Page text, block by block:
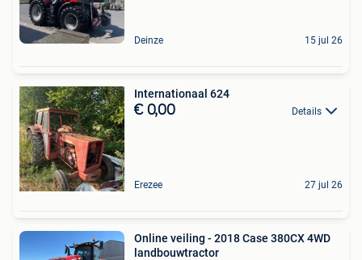
Deinze 15 jul 26
Internationaal 624
€ 0,00 Details
Erezee 27 jul 26
Online veiling - 2018 Case 380CX 4WD
landbouwtractor